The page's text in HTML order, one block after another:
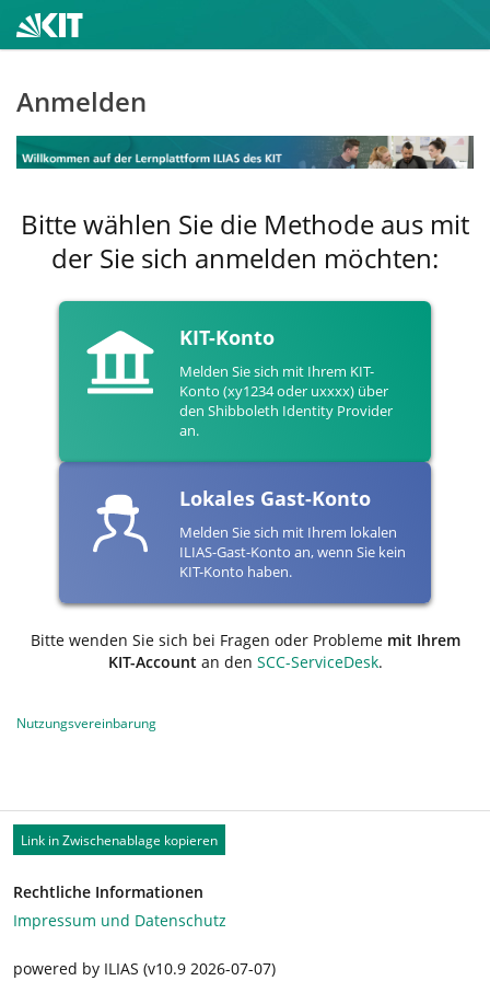
Anmelden
Bitte wählen Sie die Methode aus mit
der Sie sich anmelden möchten:
KIT-Konto
Melden Sie sich mit Ihrem KIT-
Konto (xy1234 oder uxxxx) über
den Shibboleth Identity Provider
an.
Lokales Gast-Konto
Melden Sie sich mit Ihrem lokalen
ILIAS-Gast-Konto an, wenn Sie kein
KIT-Konto haben.
Bitte wenden Sie sich bei Fragen oder Probleme mit Ihrem
KIT-Accountan den SCC-ServiceDesk.
Nutzungsvereinbarung
Link in Zwischenablage kopieren
Rechtliche Informationen
Impressum und Datenschutz
powered by ILIAS (v10.9 2026-07-07)